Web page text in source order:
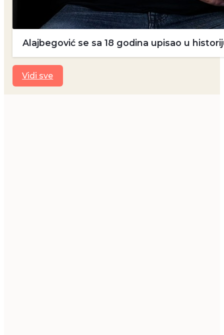
Alajbegović se sa 18 godina upisao u
Vidi sve